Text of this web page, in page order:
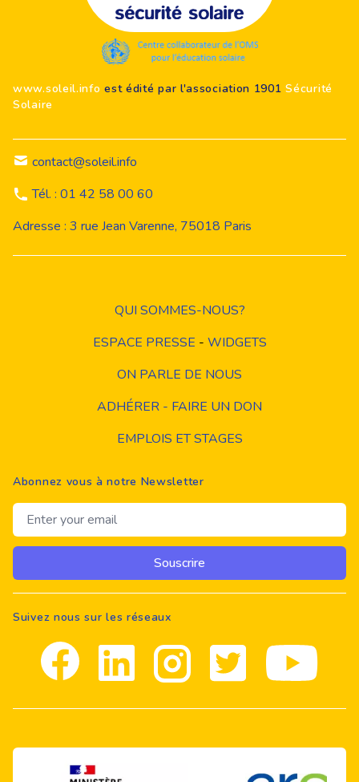
www.soleil.info est édité par l'association 1901Sécurité
Solaire
contact@soleil.info
Tél. : 01 42 58 00 60
Adresse : 3 rue Jean Varenne, 75018 Paris
QUI SOMMES-NOUS?
ESPACE PRESSE - WIDGETS
ON PARLE DE NOUS
ADHÉRER - FAIRE UN DON
EMPLOIS ET STAGES
Abonnez vous à notre Newsletter
Email address
Souscrire
Suivez nous sur les réseaux
Facebook Linkedin Instagram Twitter youtube